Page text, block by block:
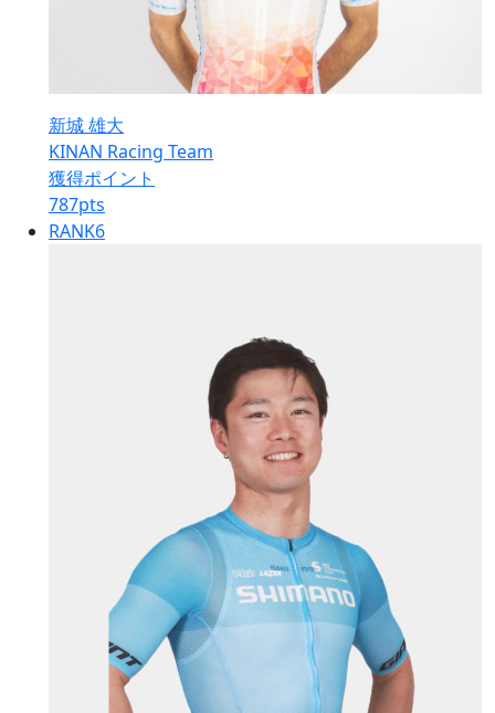
新城 雄大
KINAN Racing Team
獲得ポイント
787pts
RANK6